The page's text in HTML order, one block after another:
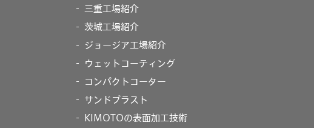
三重工場紹介
茨城工場紹介
ジョージア工場紹介
ウェットコーティング
コンパクトコーター
サンドブラスト
KIMOTOの表面加工技術